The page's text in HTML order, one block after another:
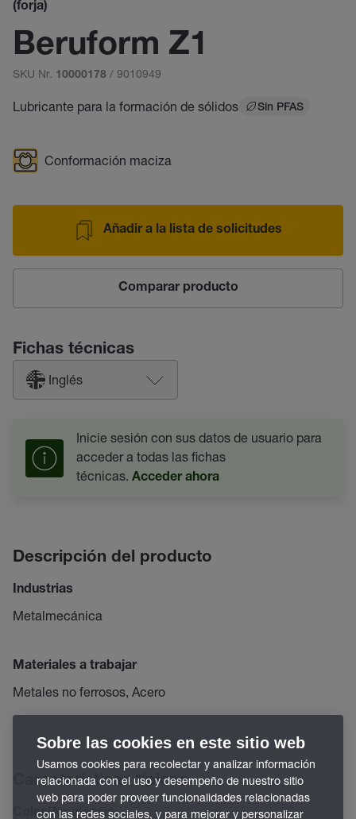
(forja)
Beruform Z1
SKU Nr. 10000178 / 9010949
Lubricante para la formación de sólidos Sin PFAS
Conformación maciza
Añadir a la lista de solicitudes
Comparar producto
Fichas técnicas
Inglés
Inicie sesión con sus datos de usuario para
acceder a todas las fichas
técnicas. Acceder ahora
Descripción del producto
Industrias
Metalmecánica
Materiales a trabajar
Metales no ferrosos, Acero
Características típicas
Color/Apariencia
Sobre las cookies en este sitio web
Usamos cookies para recolectar y analizar información
relacionada con el uso y desempeño de nuestro sitio
web para poder proveer funcionalidades relacionadas
con las redes sociales, y para mejorar y personalizar